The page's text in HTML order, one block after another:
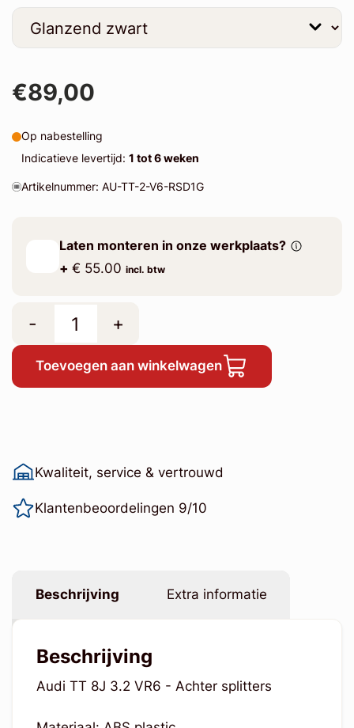
€89,00
Op nabestelling
Indicatieve levertijd: 1 tot 6 weken
Artikelnummer: AU-TT-2-V6-RSD1G
Laten monteren in onze werkplaats?
+ € 55.00 incl. btw
- +
Toevoegen aan winkelwagen
Kwaliteit, service & vertrouwd
Klantenbeoordelingen 9/10
Beschrijving Extra informatie
Beschrijving
Audi TT 8J 3.2 VR6 - Achter splitters